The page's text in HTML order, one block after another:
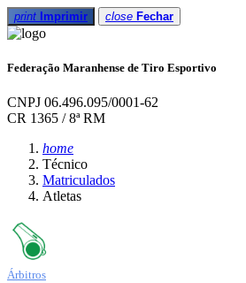
print Imprimir close Fechar
Federação Maranhense de Tiro Esportivo
CNPJ 06.496.095/0001-62
CR 1365 / 8ª RM
home
Técnico
Matriculados
Atletas
Árbitros